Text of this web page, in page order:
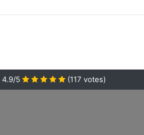
4.9/5 (117 votes)